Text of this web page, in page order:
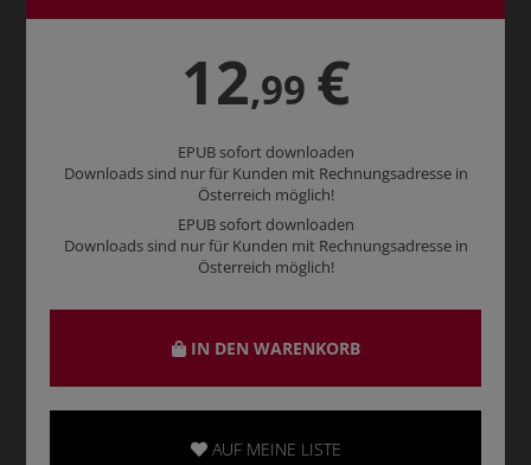
12,99 €
EPUB sofort downloaden
Downloads sind nur für Kunden mit Rechnungsadresse in
Österreich möglich!
EPUB sofort downloaden
Downloads sind nur für Kunden mit Rechnungsadresse in
Österreich möglich!
IN DEN WARENKORB
AUF MEINE LISTE